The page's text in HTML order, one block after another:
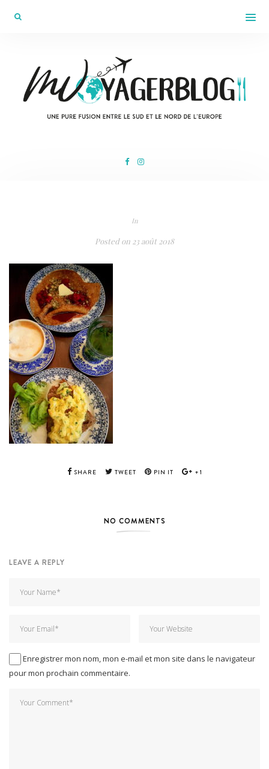
In
Posted on 23 août 2018
SHARE TWEET PIN IT +1
NO COMMENTS
LEAVE A REPLY
Enregistrer mon nom, mon e-mail et mon site dans le navigateur
pour mon prochain commentaire.